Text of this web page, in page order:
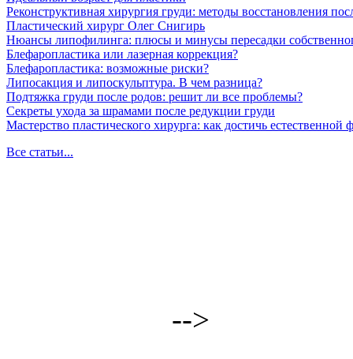
Реконструктивная хирургия груди: методы восстановления
Пластический хирург Олег Снигирь
Нюансы липофилинга: плюсы и минусы пересадки
Блефаропластика или лазерная коррекция?
Блефаропластика: возможные риски?
Липосакция и липоскульптура. В чем разница?
Подтяжка груди после родов: решит ли все проблемы?
Секреты ухода за шрамами после редукции груди
Мастерство пластического хирурга: как достичь
Все статьи...
-->